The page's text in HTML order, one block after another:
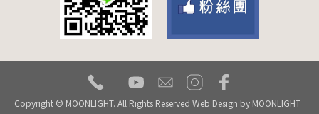
youtube mail instagram
Copyright © MOONLIGHT. All Rights Reserved Web Design by MOONLIGHT